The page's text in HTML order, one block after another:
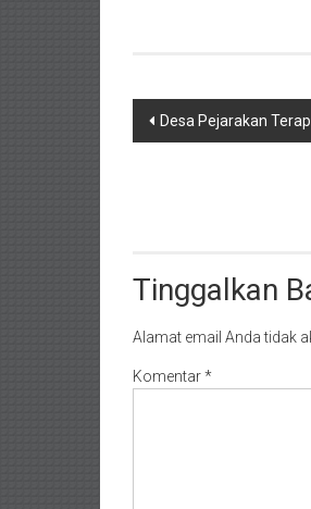
Navigasi
Desa Pejarakan
Tinggalkan
Alamat email Anda tidak
Komentar*